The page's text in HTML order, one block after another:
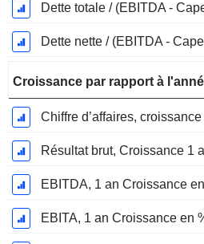
Dette totale / (EBITDA -
Dette nette / (EBITDA -
Croissance par rapport à
Chiffre d’affaires,
Résultat brut, Croissance 1
EBITDA, 1 an Croissance
EBITA, 1 an Croissance en